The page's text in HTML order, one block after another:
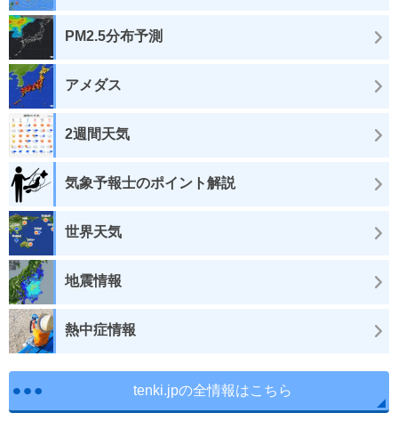
PM2.5分布予測
アメダス
2週間天気
気象予報士のポイント解説
世界天気
地震情報
熱中症情報
tenki.jpの全情報はこちら